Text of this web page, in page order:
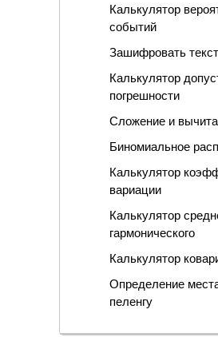
Калькулятор
событий
Зашифровать
Калькулятор
погрешности
Сложение и
Биномиальное
Калькулятор
вариации
Калькулятор
гармонического
Калькулятор
Определение
пеленгу